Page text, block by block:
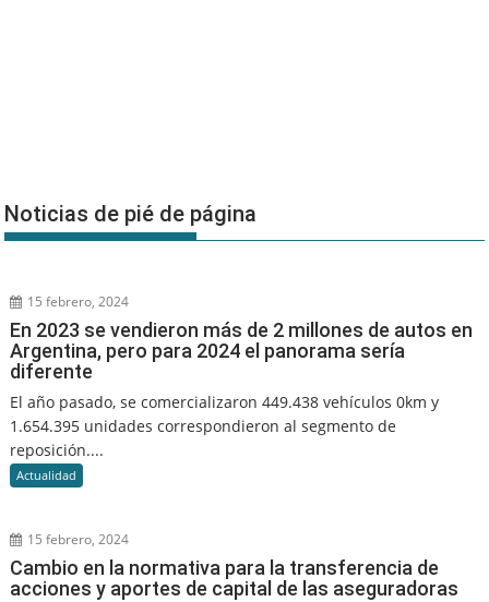
Noticias de pié de página
15 febrero, 2024
En 2023 se vendieron más de 2 millones de autos en
Argentina, pero para 2024 el panorama sería
diferente
El año pasado, se comercializaron 449.438 vehículos 0km y
1.654.395 unidades correspondieron al segmento de
reposición....
Actualidad
15 febrero, 2024
Cambio en la normativa para la transferencia de
acciones y aportes de capital de las aseguradoras